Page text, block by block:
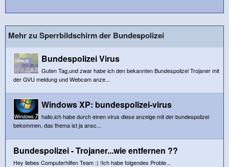
Mehr zu Sperrbildschirm der Bundespolizei
Bundespolizei Virus
Guten Tag,und zwar habe ich den bekannten Bundespolizei Trojaner mit
der GVU meldung und Webcam anze...
Windows XP: bundespolizei-virus
hallo,ich habe durch einen virus diese anzeige mit der bundespolizei
bekommen, das thema ist ja ansc...
Bundespolizei - Trojaner...wie entfernen ??
Hey liebes Computerhilfen Team :) !Ich habe folgendes Proble...